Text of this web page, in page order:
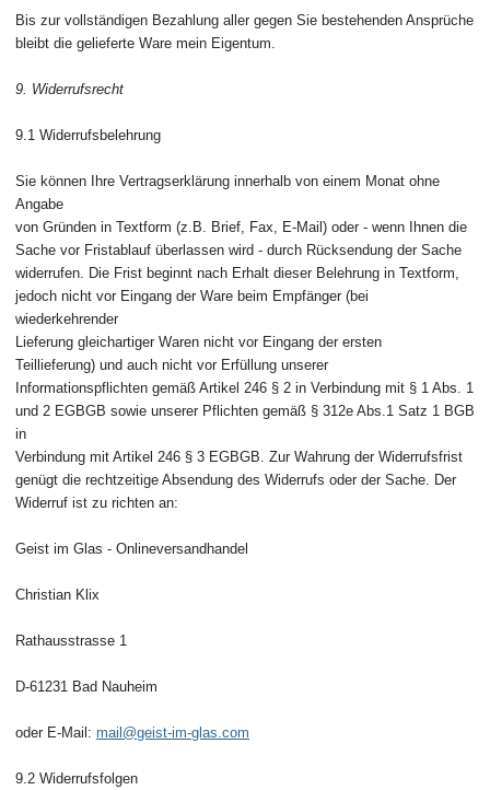
Bis zur vollständigen Bezahlung aller gegen Sie bestehenden Ansprüche
bleibt die gelieferte Ware mein Eigentum.
9. Widerrufsrecht
9.1 Widerrufsbelehrung
Sie können Ihre Vertragserklärung innerhalb von einem Monat ohne
Angabe
von Gründen in Textform (z.B. Brief, Fax, E-Mail) oder - wenn Ihnen die
Sache vor Fristablauf überlassen wird - durch Rücksendung der Sache
widerrufen. Die Frist beginnt nach Erhalt dieser Belehrung in Textform,
jedoch nicht vor Eingang der Ware beim Empfänger (bei
wiederkehrender
Lieferung gleichartiger Waren nicht vor Eingang der ersten
Teillieferung) und auch nicht vor Erfüllung unserer
Informationspflichten gemäß Artikel 246 § 2 in Verbindung mit § 1 Abs. 1
und 2 EGBGB sowie unserer Pflichten gemäß § 312e Abs.1 Satz 1 BGB
in
Verbindung mit Artikel 246 § 3 EGBGB. Zur Wahrung der Widerrufsfrist
genügt die rechtzeitige Absendung des Widerrufs oder der Sache. Der
Widerruf ist zu richten an:
Geist im Glas - Onlineversandhandel
Christian Klix
Rathausstrasse 1
D-61231 Bad Nauheim
oder E-Mail: mail@geist-im-glas.com
9.2 Widerrufsfolgen